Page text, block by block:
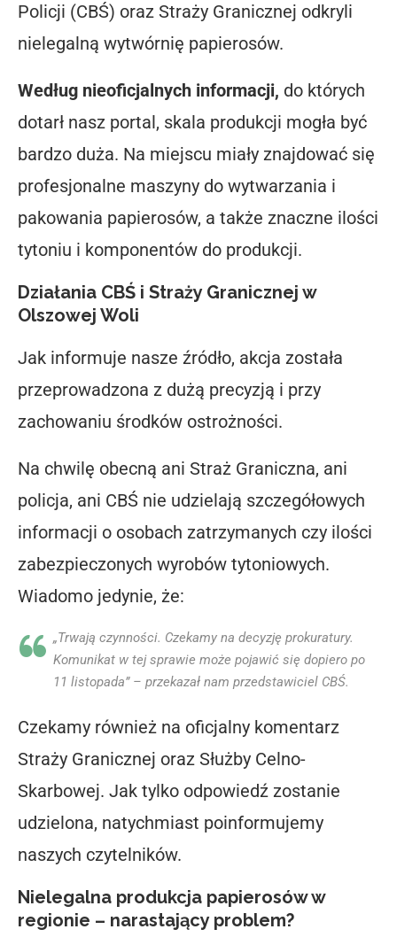
Policji (CBŚ) oraz Straży Granicznej odkryli
nielegalną wytwórnię papierosów.
Według nieoficjalnych informacji, do których
dotarł nasz portal, skala produkcji mogła być
bardzo duża. Na miejscu miały znajdować się
profesjonalne maszyny do wytwarzania i
pakowania papierosów, a także znaczne ilości
tytoniu i komponentów do produkcji.
Działania CBŚ i Straży Granicznej w
Olszowej Woli
Jak informuje nasze źródło, akcja została
przeprowadzona z dużą precyzją i przy
zachowaniu środków ostrożności.
Na chwilę obecną ani Straż Graniczna, ani
policja, ani CBŚ nie udzielają szczegółowych
informacji o osobach zatrzymanych czy ilości
zabezpieczonych wyrobów tytoniowych.
Wiadomo jedynie, że:
„Trwają czynności. Czekamy na decyzję prokuratury.
Komunikat w tej sprawie może pojawić się dopiero po
11 listopada” – przekazał nam przedstawiciel CBŚ.
Czekamy również na oficjalny komentarz
Straży Granicznej oraz Służby Celno-
Skarbowej. Jak tylko odpowiedź zostanie
udzielona, natychmiast poinformujemy
naszych czytelników.
Nielegalna produkcja papierosów w
regionie – narastający problem?